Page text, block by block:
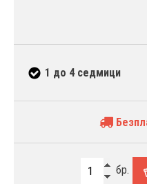
1 до 4 седмици
бр.